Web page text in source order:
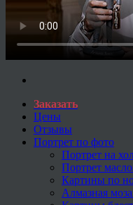
Заказать
Цены
Отзывы
Портрет по фото
Портрет на
Портрет
Картины по
Алмазная